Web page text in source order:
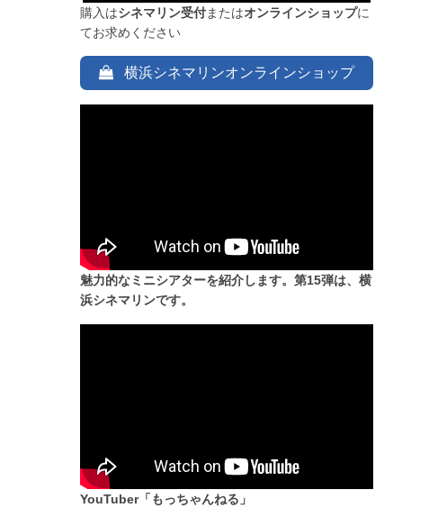
購入はシネマリン受付またはオンラインショップに
てお求めください
横浜シネマリンオンラインショップ
魅力的なミニシアターを紹介します。第15弾は、横
浜シネマリンです。
YouTuber「もっちゃんねる」